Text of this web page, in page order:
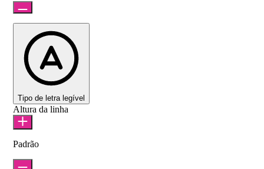
Tipo de letra legível
Altura da linha
Padrão